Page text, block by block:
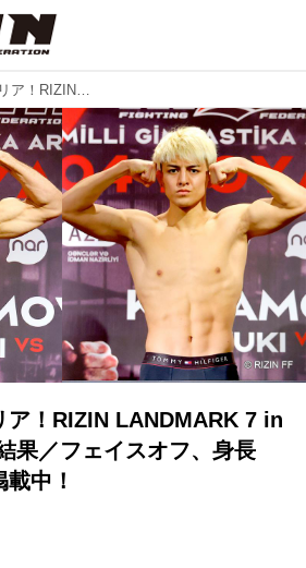
全選手、計量クリア！RIZIN LANDMARK 7 in Azerbaijan 計量結果／フェイスオフ、身長差、リーチ差を掲載中！
ア！RIZIN LANDMARK 7 in
果／フェイスオフ、身長
中！